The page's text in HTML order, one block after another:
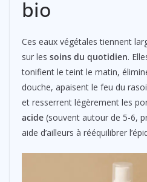
bio
Ces eaux végétales tiennent
sur les soins du quotidien.
tonifient le teint le matin,
douche, apaisent le feu du
et resserrent légèrement les
acide (souvent autour de 5-6,
aide d’ailleurs à rééquilibrer